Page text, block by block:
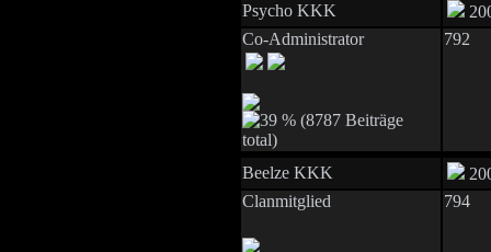
Psycho KKK
Co-Administrator
792
Beelze KKK
Clanmitglied
794